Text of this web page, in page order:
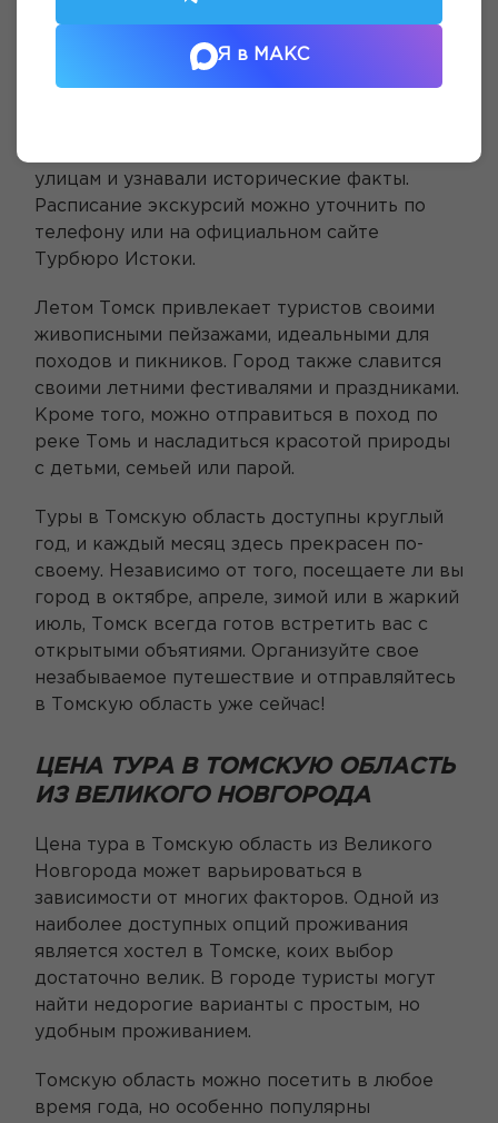
Но главное преимущество туров в Томск от
Турбюро Истоки - индивидуальный подход к
организации отдыха и экскурсий. Наша
улицам и узнавали исторические факты.
Расписание экскурсий можно уточнить по
телефону или на официальном сайте
Турбюро Истоки.
Летом Томск привлекает туристов своими
живописными пейзажами, идеальными для
походов и пикников. Город также славится
своими летними фестивалями и праздниками.
Кроме того, можно отправиться в поход по
реке Томь и насладиться красотой природы
с детьми, семьей или парой.
Туры в Томскую область доступны круглый
год, и каждый месяц здесь прекрасен по-
своему. Независимо от того, посещаете ли вы
город в октябре, апреле, зимой или в жаркий
июль, Томск всегда готов встретить вас с
открытыми объятиями. Организуйте свое
незабываемое путешествие и отправляйтесь
в Томскую область уже сейчас!
ЦЕНА ТУРА В ТОМСКУЮ ОБЛАСТЬ
ИЗ ВЕЛИКОГО НОВГОРОДА
Цена тура в Томскую область из Великого
Новгорода может варьироваться в
зависимости от многих факторов. Одной из
наиболее доступных опций проживания
является хостел в Томске, коих выбор
достаточно велик. В городе туристы могут
найти недорогие варианты с простым, но
удобным проживанием.
Томскую область можно посетить в любое
время года, но особенно популярны
Я в МАКС